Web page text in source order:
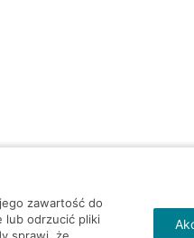
zawartość do
lub odrzucić pliki